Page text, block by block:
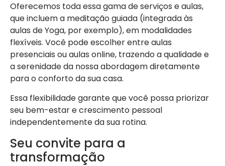
Oferecemos toda essa gama de serviços e aulas,
que incluem a meditação guiada (integrada às
aulas de Yoga, por exemplo), em modalidades
flexíveis. Você pode escolher entre aulas
presenciais ou aulas online, trazendo a qualidade e
a serenidade da nossa abordagem diretamente
para o conforto da sua casa.
Essa flexibilidade garante que você possa priorizar
seu bem-estar e crescimento pessoal
independentemente da sua rotina.
Seu convite para a
transformação